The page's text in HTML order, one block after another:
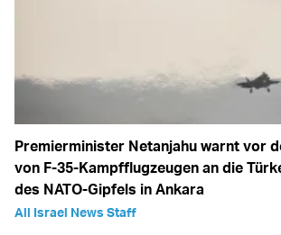
Premierminister Netanjahu warnt vor
von F-35-Kampfflugzeugen an die
des NATO-Gipfels in Ankara
All Israel News Staff